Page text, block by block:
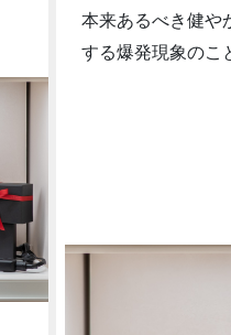
本来あるべき健
する爆発現象のこ